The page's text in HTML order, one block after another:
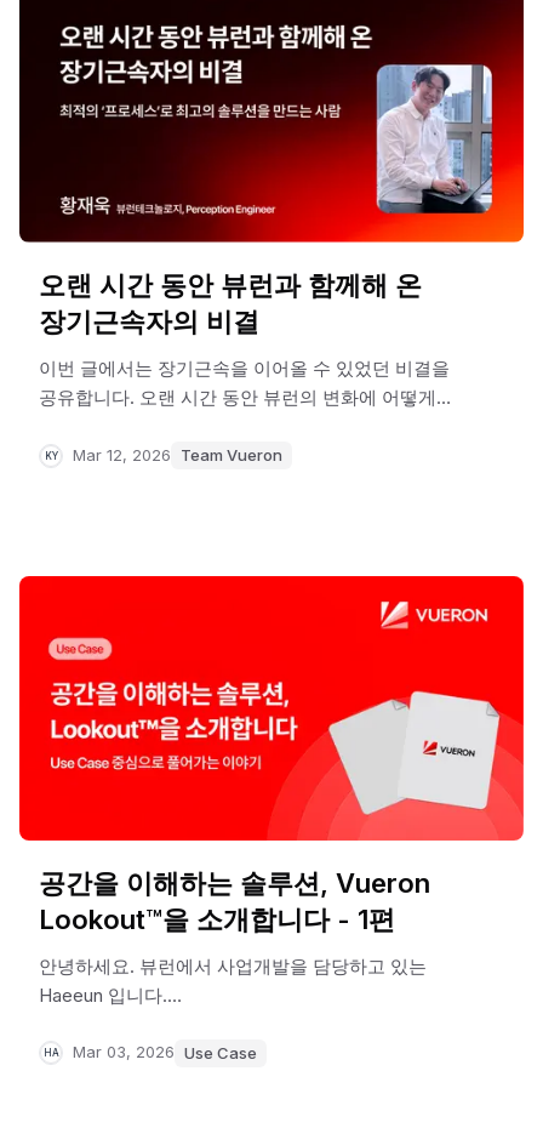
오랜 시간 동안 뷰런과 함께해 온
장기근속자의 비결
이번 글에서는 장기근속을 이어올 수 있었던 비결을
공유합니다. 오랜 시간 동안 뷰런의 변화에 어떻게
어떻게 기여해왔는지를 장기근속자의 인터뷰를 통해
KY Mar 12, 2026 Team Vueron
공간을 이해하는 솔루션, Vueron
Lookout™을 소개합니다 - 1편
안녕하세요. 뷰런에서 사업개발을 담당하고 있는
Haeeun 입니다.
운영 환경에서 어떤 방식으로 활용될 수 있을지
HA Mar 03, 2026 Use Case